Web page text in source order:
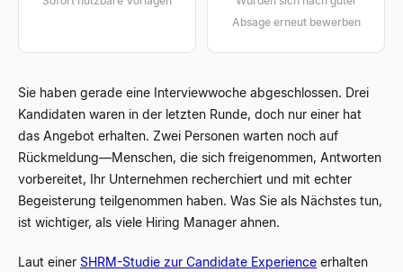
Absage erneut bewerben
Sie haben gerade eine Interviewwoche abgeschlossen. Drei
Kandidaten waren in der letzten Runde, doch nur einer hat
das Angebot erhalten. Zwei Personen warten noch auf
Rückmeldung—Menschen, die sich freigenommen, Antworten
vorbereitet, Ihr Unternehmen recherchiert und mit echter
Begeisterung teilgenommen haben. Was Sie als Nächstes tun,
ist wichtiger, als viele Hiring Manager ahnen.
Laut einer SHRM-Studie zur Candidate Experience erhalten